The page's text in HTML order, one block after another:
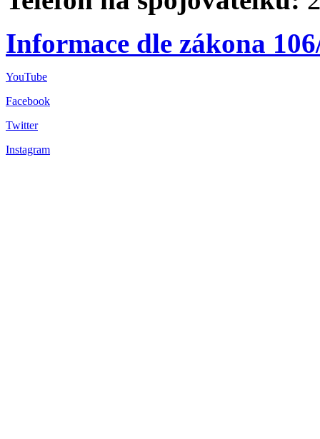
Informace dle zákona
YouTube
Facebook
Twitter
Instagram